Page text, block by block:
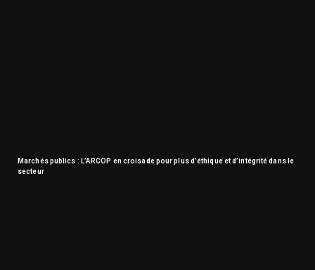
Marchés publics : L’ARCOP en croisade pour plus d’éthique et d’intégrité dans le
secteur